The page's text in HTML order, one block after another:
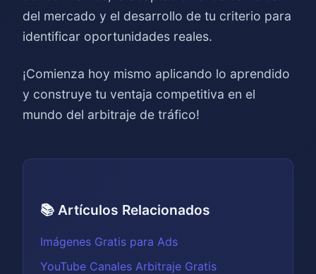
del mercado y el desarrollo de tu criterio para
identificar oportunidades reales.
¡Comienza hoy mismo aplicando lo aprendido
y construye tu ventaja competitiva en el
mundo del arbitraje de tráfico!
📚 Artículos Relacionados
Imágenes Gratis para Ads
YouTube Canales Arbitraje Gratis